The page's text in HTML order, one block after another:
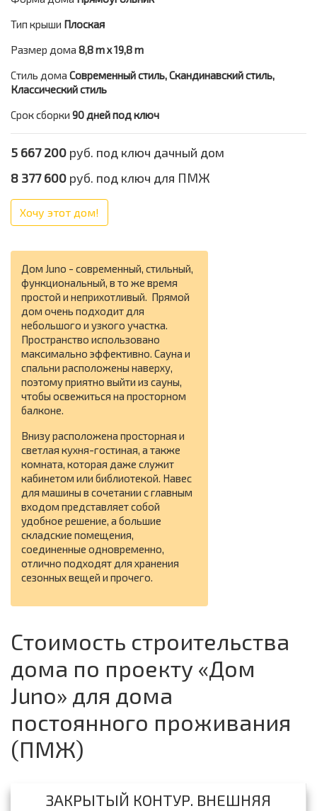
Тип крыши Плоская
Размер дома 8,8 m x 19,8 m
Стиль дома Современный стиль, Скандинавский стиль,
Классический стиль
Срок сборки 90 дней под ключ
5 667 200 руб. под ключ дачный дом
8 377 600 руб. под ключ для ПМЖ
Хочу этот дом!
Дом Juno - современный, стильный,
функциональный, в то же время
простой и неприхотливый. Прямой
дом очень подходит для
небольшого и узкого участка.
Пространство использовано
максимально эффективно. Сауна и
спальни расположены наверху,
поэтому приятно выйти из сауны,
чтобы освежиться на просторном
балконе.
Внизу расположена просторная и
светлая кухня-гостиная, а также
комната, которая даже служит
кабинетом или библиотекой. Навес
для машины в сочетании с главным
входом представляет собой
удобное решение, а большие
складские помещения,
соединенные одновременно,
отлично подходят для хранения
сезонных вещей и прочего.
Стоимость строительства
дома по проекту «Дом
Juno» для дома
постоянного проживания
(ПМЖ)
ЗАКРЫТЫЙ КОНТУР. ВНЕШНЯЯ